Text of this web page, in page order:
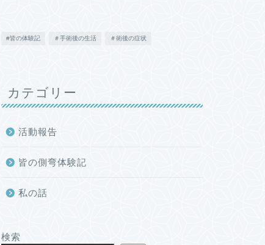
#皆の体験記 ＃手術後の生活 ＃術後の症状
カテゴリー
活動報告
皆の側弯体験記
私の話
検索